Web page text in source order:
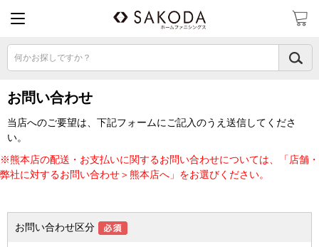
何かお探しですか？
お問い合わせ
当店へのご要望は、下記フォームにご記入のうえ送信してくださ
い。
※熊本店の配送・お支払いに関するお問い合わせについては、「店舗・
弊社に対するお問い合わせ＞熊本店へ」をお選びください。
お問い合わせ区分